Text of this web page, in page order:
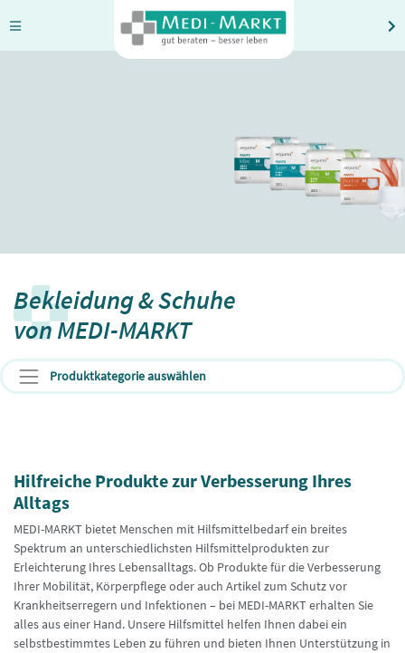
Bekleidung & Schuhe
von MEDI-MARKT
Produktkategorie auswählen
Hilfreiche Produkte zur Verbesserung Ihres
Alltags
MEDI-MARKT bietet Menschen mit Hilfsmittelbedarf ein breites
Spektrum an unterschiedlichsten Hilfsmittelprodukten zur
Erleichterung Ihres Lebensalltags. Ob Produkte für die Verbesserung
Ihrer Mobilität, Körperpflege oder auch Artikel zum Schutz vor
Krankheitserregern und Infektionen – bei MEDI-MARKT erhalten Sie
alles aus einer Hand. Unsere Hilfsmittel helfen Ihnen dabei ein
selbstbestimmtes Leben zu führen und bieten Ihnen Unterstützung in